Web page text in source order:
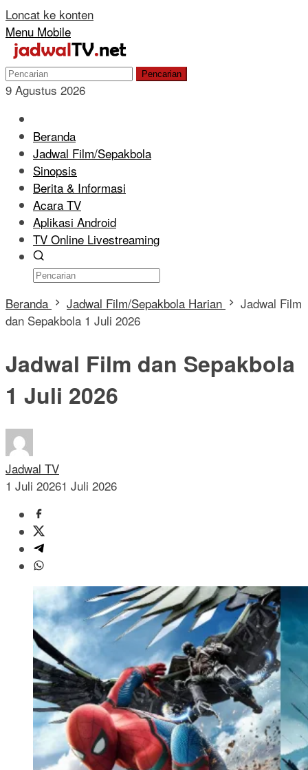
Loncat ke konten
Menu Mobile
Pencarian
9 Agustus 2026
Beranda
Jadwal Film/Sepakbola
Sinopsis
Berita & Informasi
Acara TV
Aplikasi Android
TV Online Livestreaming
Beranda Jadwal Film/Sepakbola Harian
Jadwal Film
dan Sepakbola 1 Juli 2026
Jadwal Film dan Sepakbola
1 Juli 2026
Jadwal TV
1 Juli 20261 Juli 2026